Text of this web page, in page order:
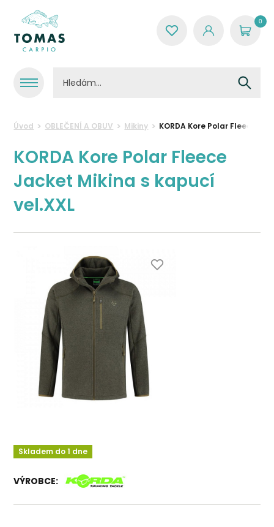
0
Úvod OBLEČENÍ A OBUV Mikiny KORDA Kore Polar Fleece
KORDA Kore Polar Fleece
Jacket Mikina s kapucí
vel.XXL
Skladem do 1 dne
VÝROBCE: